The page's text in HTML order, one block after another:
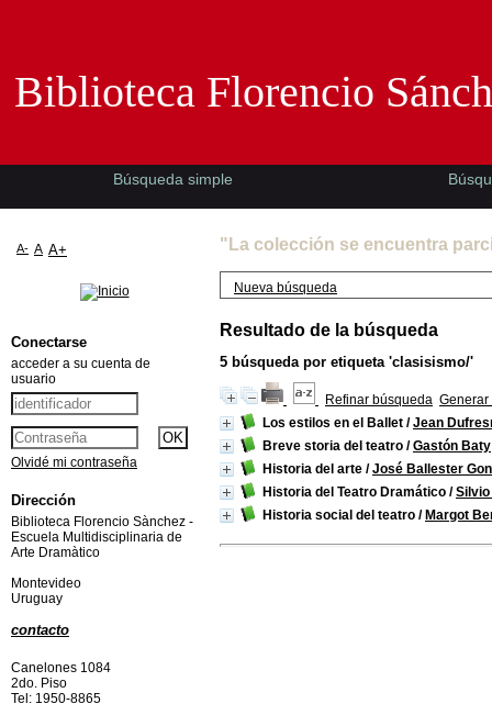
"La colección se encuentra
Nueva búsqueda
Resultado de la búsqueda
5 búsqueda por etiqueta 'clasisismo/'
Refinar búsqueda Generar
Los estilos en el Ballet /Jean
Breve storia del teatro /Gastón Baty
Historia del arte /José Ballester
Historia del Teatro Dramático /
Historia social del teatro / Margot
Biblioteca Florencio
Búsqueda simple
A- A A+
Conectarse
acceder a su cuenta de
usuario
Olvidé mi contraseña
Dirección
Biblioteca Florencio Sànchez -
Escuela Multidisciplinaria de
Arte Dramàtico
Montevideo
Uruguay
contacto
Canelones 1084
2do. Piso
Tel: 1950-8865